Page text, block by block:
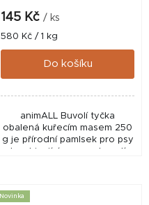
145 Kč / ks
Měrná
cena:
580 Kč / 1 kg
Do košíku
animALL Buvolí tyčka
obalená kuřecím masem 250
g je přírodní pamlsek pro psy
kombinující pevnou buvolí
Novinka